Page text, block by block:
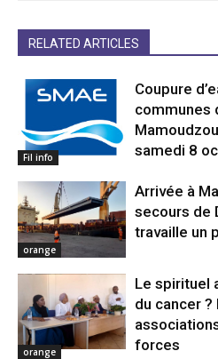
RELATED ARTICLES
Fil info
Coupure
communes
samedi 8
orange
Arrivée à
secours de
travaille un
orange
Le spirituel
du cancer
forces